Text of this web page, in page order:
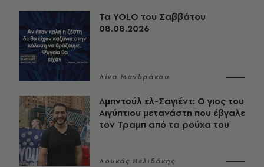
Τα YOLO του Σαββάτου
08.08.2026
Λίνα Μανδράκου
Αμπντούλ ελ-Σαγιέντ: Ο γιος του
Αιγύπτιου μετανάστη που έβγαλε
τον Τραμπ από τα ρούχα του
Λουκάς Βελιδάκης